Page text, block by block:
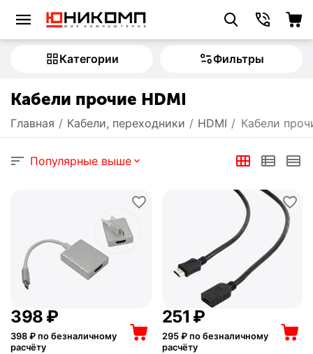
Категории Фильтры
Кабели прочие HDMI
Главная / Кабели, переходники / HDMI / Кабели
Популярные выше
‍398‍ ₽
398 ₽ по безналичному
расчёту
‍251‍ ₽
295₽ по безналичному
расчёту